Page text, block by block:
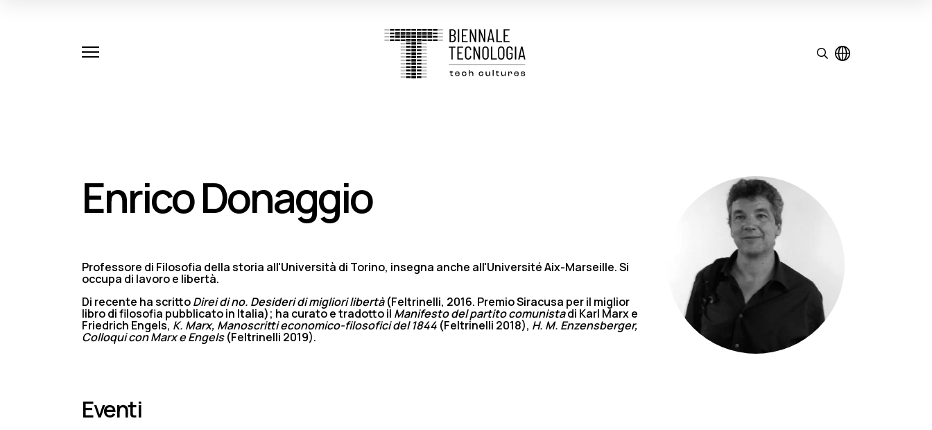
Enrico Donaggio
Professore di Filosofia della storia all'Università di Torino, insegna anche all'Université Aix-Marseille. Si
occupa di lavoro e libertà.
Di recente ha scrittoDirei di no. Desideri di migliori libertà(Feltrinelli, 2016. Premio Siracusa per il miglior
libro di filosofia pubblicato in Italia); ha curato e tradotto il Manifesto del partito comunistadi Karl Marx e
Friedrich Engels, K. Marx, Manoscritti economico-filosofici del 1844 (Feltrinelli 2018), H. M. Enzensberger,
Colloqui con Marx e Engels(Feltrinelli 2019).
Eventi